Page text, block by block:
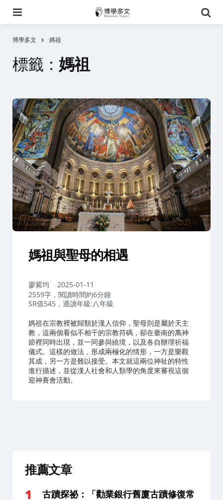
尋
博學多文 媽祖
標籤： 媽祖
媽祖與聖母的相遇
作
者：
廖紫均
2025-01-11
2559字，閱讀時間約6分鐘
SR值545，適讀年級:八年級
媽祖在宗教裡被歸類於漢人信仰，聖母則是屬於天主
教，這兩個看似不相干的宗教符碼，卻在臺南的萬神
節裡同時出現，並一同參與繞境，以及各自辦理祈福
儀式。這樣的做法，形成兩極化的情形，一方是樂觀
其成，另一方是難以接受。本文就這兩位神祉的特性
進行描述，並從漢人社會和人類學的角度來審視這個
迎神賽會活動。
推薦文章
古蹟探祕：「勸業銀行舊廈古蹟修復常